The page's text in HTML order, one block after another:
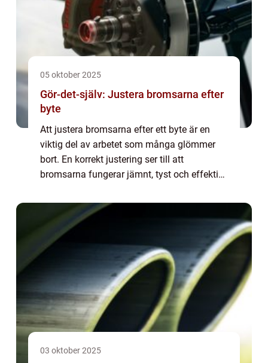
05 oktober 2025
Gör-det-själv: Justera bromsarna efter
byte
Att justera bromsarna efter ett byte är en
viktig del av arbetet som många glömmer
bort. En korrekt justering ser till att
bromsarna fungerar jämnt, tyst och effektivt,
Det h...
03 oktober 2025